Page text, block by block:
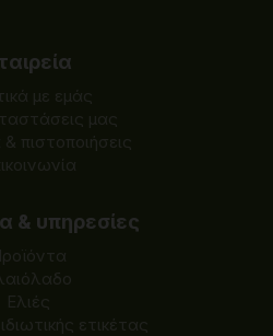
με εμάς
μας
πιστοποιήσεις
& υπηρεσίες
Ελιές
ετικέτας